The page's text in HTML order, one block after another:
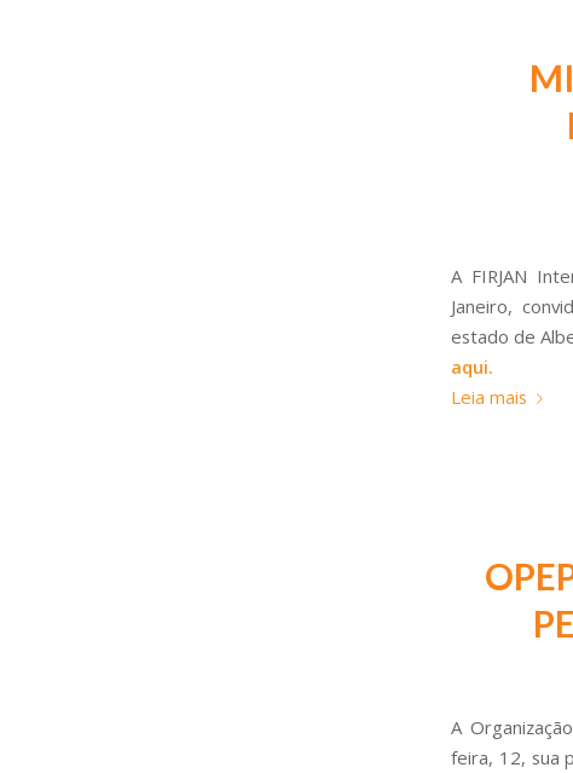
A FIRJAN
Janeiro,
estado de
aqui.
Leia mais
A
feira, 12, sua